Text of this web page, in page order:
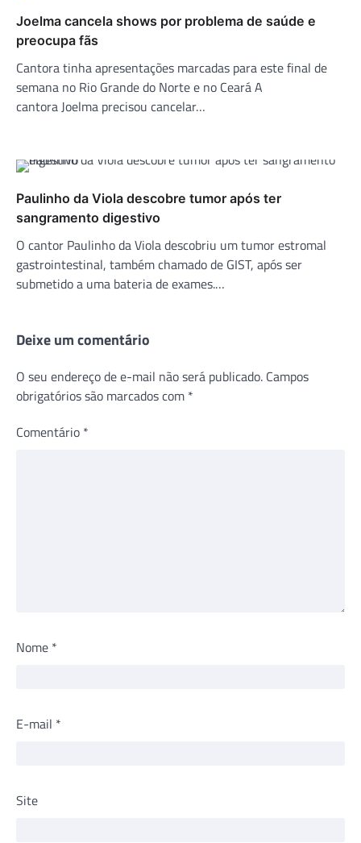
Joelma cancela shows por problema de saúde e
preocupa fãs
Cantora tinha apresentações marcadas para este final de
semana no Rio Grande do Norte e no Ceará A
cantora Joelma precisou cancelar…
Paulinho da Viola descobre tumor após ter
sangramento digestivo
O cantor Paulinho da Viola descobriu um tumor estromal
gastrointestinal, também chamado de GIST, após ser
submetido a uma bateria de exames.…
Deixe um comentário
O seu endereço de e-mail não será publicado. Campos
obrigatórios são marcados com *
Comentário *
Nome *
E-mail *
Site